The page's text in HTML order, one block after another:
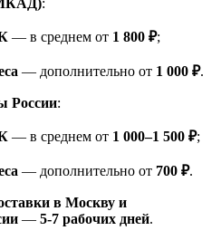
— в среднем от 1 800 ₽;
— дополнительно от 1 000 ₽.
России:
— в среднем от 1 000–1 500 ₽;
— дополнительно от 700 ₽.
в Москву и
— 5-7 рабочих дней.